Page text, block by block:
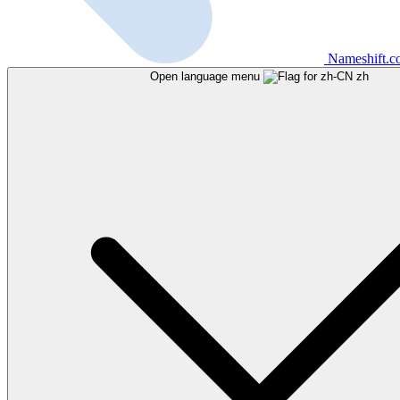
Open language menu zh